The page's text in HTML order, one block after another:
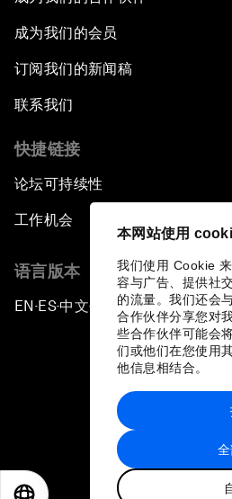
本网站使用
我们使用 Cookie
容与广告、提供社
的流量。我们还会
合作伙伴分享您对
些合作伙伴可能会
们或他们在您使用
他信息相结合。
成为我们的会员
订阅我们的新闻稿
联系我们
快捷链接
论坛可持续性
工作机会
语言版本
EN ▪ES▪中文▪ 日本語
站点地图
世界